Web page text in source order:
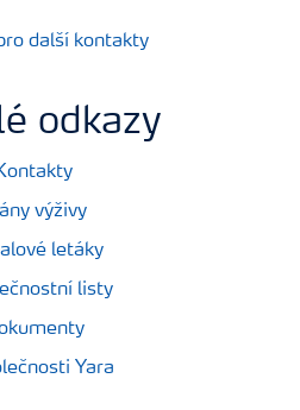
další kontakty
odkazy
výživy
letáky
listy
Yara